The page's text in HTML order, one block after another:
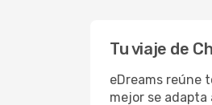
Tu viaje de
eDreams reúne
mejor se